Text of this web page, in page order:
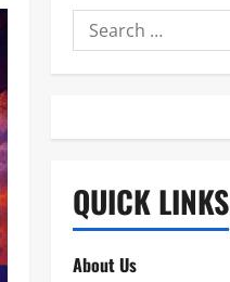
Search
for:
QUICK LINKS
About Us